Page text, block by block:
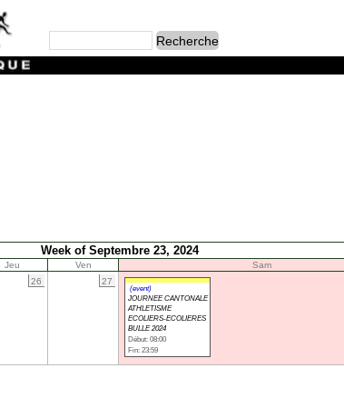
Week of Septembre 23, 2024
Jeu Ven Sam
26 27
(event)
JOURNEE CANTONALE
ATHLETISME
ECOLIERS-ECOLIERES
BULLE 2024
Début: 08:00
Fin: 23:59